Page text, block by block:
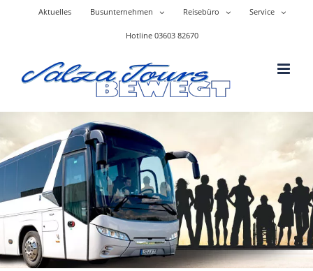
Aktuelles Busunternehmen Reisebüro Service
Hotline 03603 82670